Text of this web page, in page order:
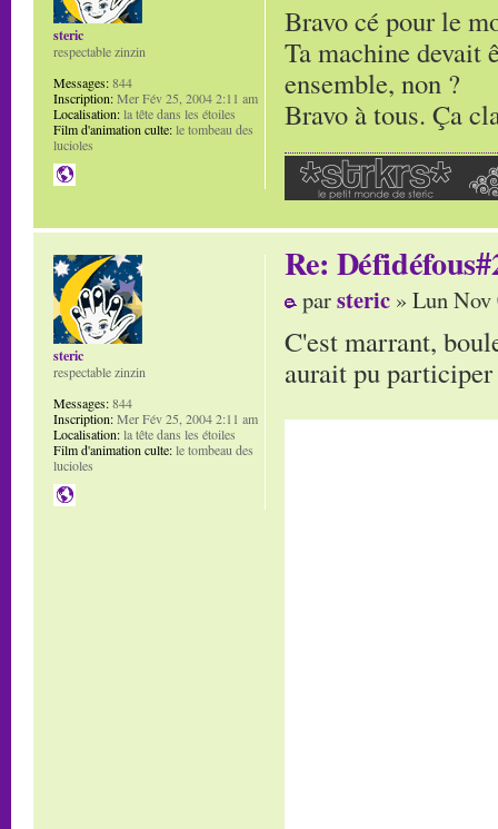
Bravo cé pour le
Ta machine devait
ensemble, non ?
Bravo à tous. Ça
steric
respectable zinzin
Messages:844
Inscription:Mer Fév 25, 2004 2:11 am
Localisation:la tête dans les étoiles
Film d'animation culte:le tombeau des
lucioles
Re:
parsteric » Lun Nov
C'est marrant,
aurait pu
steric
respectable zinzin
Messages:844
Inscription:Mer Fév 25, 2004 2:11 am
Localisation:la tête dans les étoiles
Film d'animation culte:le tombeau des
lucioles